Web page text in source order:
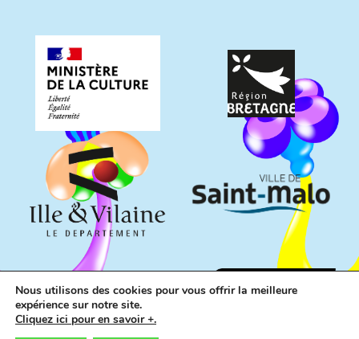
Nous utilisons des cookies pour vous offrir la meilleure
expérience sur notre site.
Cliquez ici pour en savoir +.